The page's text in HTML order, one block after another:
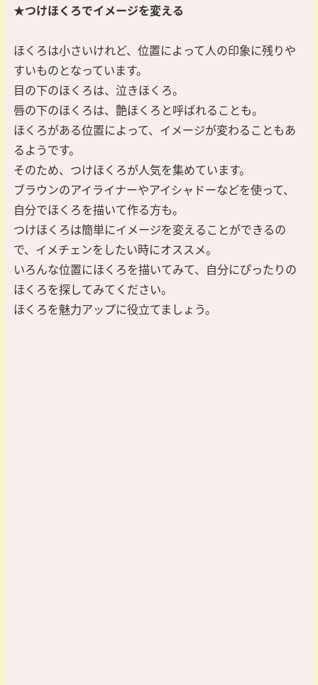
★つけほくろでイメージを変える
ほくろは小さいけれど、位置によって人の印象に残りや
すいものとなっています。
目の下のほくろは、泣きほくろ。
唇の下のほくろは、艶ほくろと呼ばれることも。
ほくろがある位置によって、イメージが変わることもあ
るようです。
そのため、つけほくろが人気を集めています。
ブラウンのアイライナーやアイシャドーなどを使って、
自分でほくろを描いて作る方も。
つけほくろは簡単にイメージを変えることができるの
で、イメチェンをしたい時にオススメ。
いろんな位置にほくろを描いてみて、自分にぴったりの
ほくろを探してみてください。
ほくろを魅力アップに役立てましょう。